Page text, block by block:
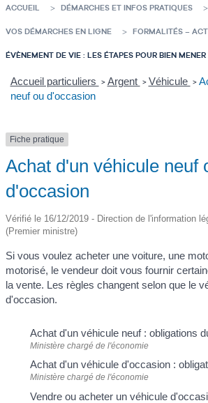
ACCUEIL DÉMARCHES ET INFOS PRATIQUES
VOS DÉMARCHES EN LIGNE FORMALITÉS –
ÉVÈNEMENT DE VIE : LES ÉTAPES POUR BIEN
Accueil particuliers > Argent > Véhicule >
neuf ou d'occasion
Fiche pratique
Achat d'un véhicule neuf
d'occasion
Vérifié le 16/12/2019 - Direction de l'information
(Premier ministre)
Si vous voulez acheter une voiture, une
motorisé, le vendeur doit vous fournir
la vente. Les règles changent selon que le
d'occasion.
Achat d'un véhicule neuf : obligations
Ministère chargé de l'économie
Achat d'un véhicule d'occasion :
Ministère chargé de l'économie
Vendre ou acheter un véhicule